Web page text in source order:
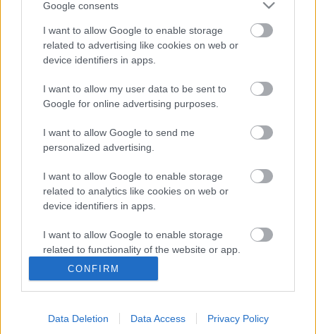
Google consents
I want to allow Google to enable storage
related to advertising like cookies on web or
device identifiers in apps.
I want to allow my user data to be sent to
Google for online advertising purposes.
I want to allow Google to send me
personalized advertising.
I want to allow Google to enable storage
related to analytics like cookies on web or
device identifiers in apps.
I want to allow Google to enable storage
related to functionality of the website or app.
I want to allow Google to enable storage
related to personalization.
I want to allow Google to enable storage
CONFIRM
Data Deletion Data Access Privacy Policy
megegyezéshez.
2010. január 17. 22.15
Címkék:budapest origo bkv sztrájk
szakszervezet
Ajánlott bejegyzések:
Anyuka vs. ellenőr: 0-1